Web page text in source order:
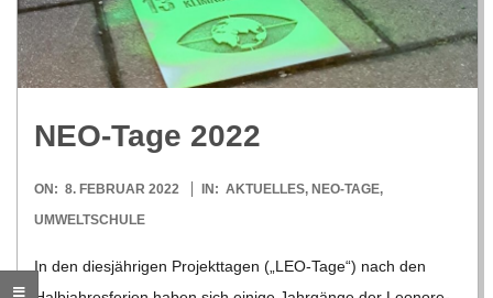
R
E
-
G
NEO-Tage 2022
2022-
02-
ON: 8. FEBRUAR 2022 IN: AKTUELLES, NEO-TAGE,
UMWELTSCHULE
In den dies­jäh­ri­gen Pro­jekt­ta­gen („LEO-Tage“) nach den